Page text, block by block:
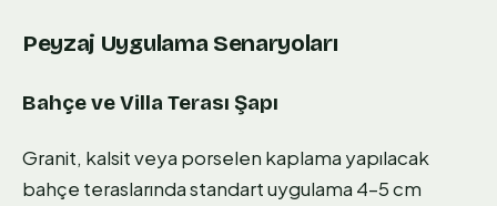
Peyzaj Uygulama Senaryoları
Bahçe ve Villa Terası Şapı
Granit, kalsit veya porselen kaplama yapılacak
bahçe teraslarında standart uygulama 4–5 cm